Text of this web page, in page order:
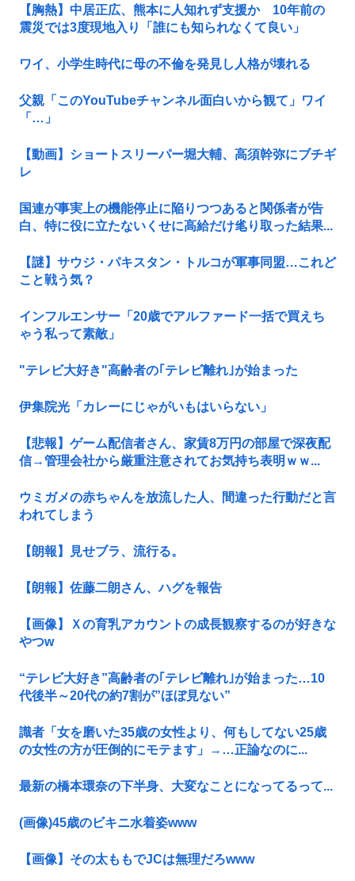
【胸熱】中居正広、熊本に人知れず支援か 10年前の
震災では3度現地入り「誰にも知られなくて良い」
ワイ、小学生時代に母の不倫を発見し人格が壊れる
父親「このYouTubeチャンネル面白いから観て」ワイ
「…」
【動画】ショートスリーパー堀大輔、高須幹弥にブチギ
レ
国連が事実上の機能停止に陥りつつあると関係者が告
白、特に役に立たないくせに高給だけ毟り取った結果...
【謎】サウジ・パキスタン・トルコが軍事同盟…これど
こと戦う気？
インフルエンサー「20歳でアルファード一括で買えち
ゃう私って素敵」
"テレビ大好き"高齢者の｢テレビ離れ｣が始まった
伊集院光「カレーにじゃがいもはいらない」
【悲報】ゲーム配信者さん、家賃8万円の部屋で深夜配
信→管理会社から厳重注意されてお気持ち表明ｗｗ...
ウミガメの赤ちゃんを放流した人、間違った行動だと言
われてしまう
【朗報】見せブラ、流行る。
【朗報】佐藤二朗さん、ハグを報告
【画像】Ｘの育乳アカウントの成長観察するのが好きな
やつw
“テレビ大好き”高齢者の｢テレビ離れ｣が始まった…10
代後半～20代の約7割が”ほぼ見ない”
識者「女を磨いた35歳の女性より、何もしてない25歳
の女性の方が圧倒的にモテます」→…正論なのに...
最新の橋本環奈の下半身、大変なことになってるって...
(画像)45歳のビキニ水着姿www
【画像】その太ももでJCは無理だろwww